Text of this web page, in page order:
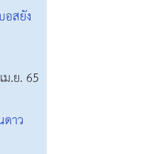
อสยัง
.ย. 65
าว